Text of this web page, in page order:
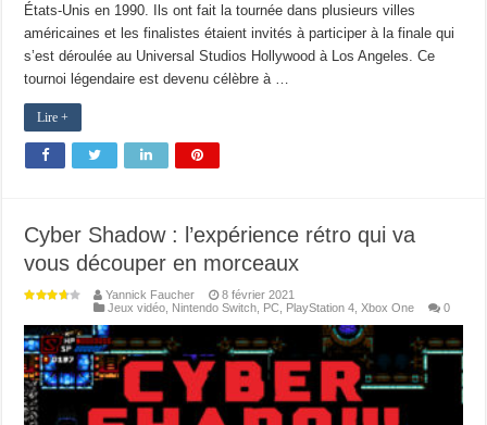
États-Unis en 1990. Ils ont fait la tournée dans plusieurs villes
américaines et les finalistes étaient invités à participer à la finale qui
s’est déroulée au Universal Studios Hollywood à Los Angeles. Ce
tournoi légendaire est devenu célèbre à …
Lire +
Cyber Shadow : l’expérience rétro qui va
vous découper en morceaux
Yannick Faucher
8 février 2021
Jeux vidéo Nintendo Switch PC PlayStation 4 ,Xbox One 0